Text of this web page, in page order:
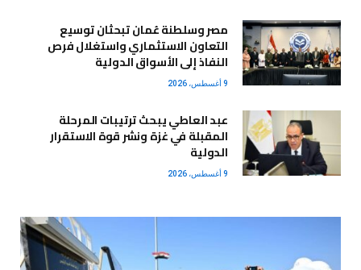
مصر وسلطنة عُمان تبحثان توسيع
التعاون الاستثماري واستغلال فرص
النفاذ إلى الأسواق الدولية
9 أغسطس، 2026
عبد العاطي يبحث ترتيبات المرحلة
المقبلة في غزة ونشر قوة الاستقرار
الدولية
9 أغسطس، 2026